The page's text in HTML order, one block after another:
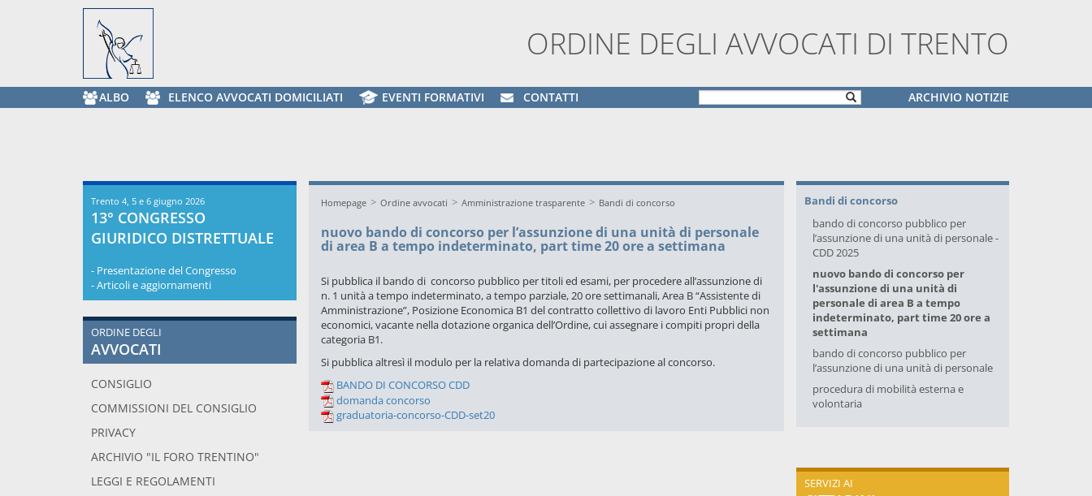
ORDINE DEGLI AVVOCATI DI TRENTO
ALBO ELENCO AVVOCATI DOMICILIATI EVENTI FORMATIVI CONTATTI ARCHIVIO NOTIZIE
Trento 4, 5 e 6 giugno 2026
13° CONGRESSO
GIURIDICO DISTRETTUALE
- Presentazione del Congresso
- Articoli e aggiornamenti
ORDINE DEGLI
AVVOCATI
CONSIGLIO
COMMISSIONI DEL CONSIGLIO
PRIVACY
ARCHIVIO "IL FORO TRENTINO"
LEGGI E REGOLAMENTI
Homepage > Ordine avvocati > Amministrazione trasparente > Bandi di concorso
nuovo bando di concorso per l’assunzione di una unità di personale
di area B a tempo indeterminato, part time 20 ore a settimana
Si pubblica il bando di concorso pubblico per titoli ed esami, per procedere all’assunzione di
n. 1 unità a tempo indeterminato, a tempo parziale, 20 ore settimanali, Area B “Assistente di
Amministrazione”, Posizione Economica B1 del contratto collettivo di lavoro Enti Pubblici non
economici, vacante nella dotazione organica dell’Ordine, cui assegnare i compiti propri della
categoria B1.
Si pubblica altresì il modulo per la relativa domanda di partecipazione al concorso.
BANDO DI CONCORSO CDD
domanda concorso
graduatoria-concorso-CDD-set20
Bandi di concorso
bando di concorso pubblico per
l’assunzione di una unità di personale -
CDD 2025
nuovo bando di concorso per
l'assunzione di una unità di
personale di area B a tempo
indeterminato, part time 20 ore a
settimana
bando di concorso pubblico per
l’assunzione di una unità di personale
procedura di mobilità esterna e
volontaria
SERVIZI AI